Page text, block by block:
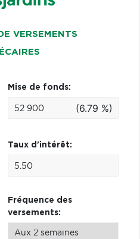
VERSEMENTS
Mise de fonds:
(6.79 %)
Taux d'intérêt:
Fréquence des
versements: